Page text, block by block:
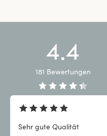
4.4
181 Bewertungen
Sehr gute Qualität